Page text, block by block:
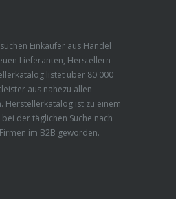
Einkäufer aus Handel
Lieferanten, Herstellern
listet über 80.000
aus nahezu allen
Herstellerkatalog ist zu einem
der täglichen Suche nach
im B2B geworden.